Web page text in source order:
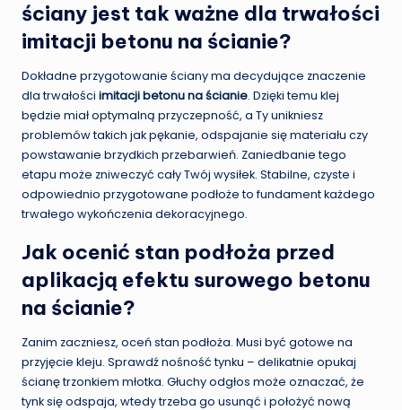
ściany jest tak ważne dla trwałości
imitacji betonu na ścianie?
Dokładne przygotowanie ściany ma decydujące znaczenie
dla trwałości imitacji betonu na ścianie. Dzięki temu klej
będzie miał optymalną przyczepność, a Ty unikniesz
problemów takich jak pękanie, odspajanie się materiału czy
powstawanie brzydkich przebarwień. Zaniedbanie tego
etapu może zniweczyć cały Twój wysiłek. Stabilne, czyste i
odpowiednio przygotowane podłoże to fundament każdego
trwałego wykończenia dekoracyjnego.
Jak ocenić stan podłoża przed
aplikacją efektu surowego betonu
na ścianie?
Zanim zaczniesz, oceń stan podłoża. Musi być gotowe na
przyjęcie kleju. Sprawdź nośność tynku – delikatnie opukaj
ścianę trzonkiem młotka. Głuchy odgłos może oznaczać, że
tynk się odspaja, wtedy trzeba go usunąć i położyć nową